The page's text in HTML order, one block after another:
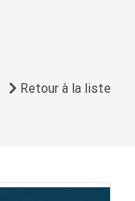
Retour à la liste